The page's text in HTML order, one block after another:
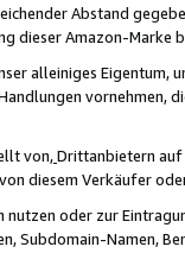
Abstand
dieser Amazon-Marke
alleiniges
vornehmen,
von,Drittanbietern auf
diesem Verkäufer
oder zur
Subdomain-Namen,